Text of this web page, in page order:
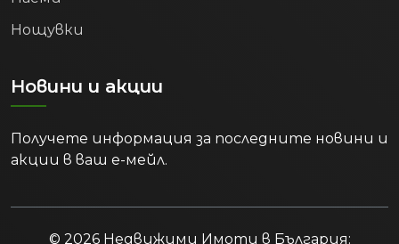
Нощувки
Новини и акции
Получете информация за последните новини и
акции в ваш е-мейл.
© 2026 Недвижими Имоти в България: